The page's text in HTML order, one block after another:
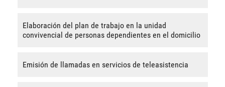
Elaboración del plan de trabajo en la unidad
convivencial de personas dependientes en el domicilio
Emisión de llamadas en servicios de teleasistencia